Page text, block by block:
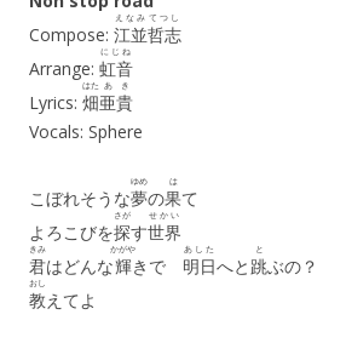
Compose: 江並
えなみ
哲志
てつし
Arrange: 虹音
にじね
Lyrics: 畑
はた
亜貴
あき
Vocals: Sphere
こぼれそうな夢
ゆめ
の果
は
て
よろこびを探
さが
す世界
せかい
君
きみ
はどんな輝
かがや
きで 明日
あした
へと 跳
と
ぶの？
教
おし
えてよ